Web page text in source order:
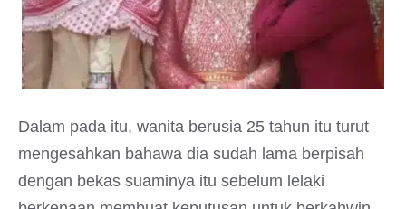
Dalam pada itu, wanita berusia 25 tahun itu turut
mengesahkan bahawa dia sudah lama berpisah
dengan bekas suaminya itu sebelum lelaki